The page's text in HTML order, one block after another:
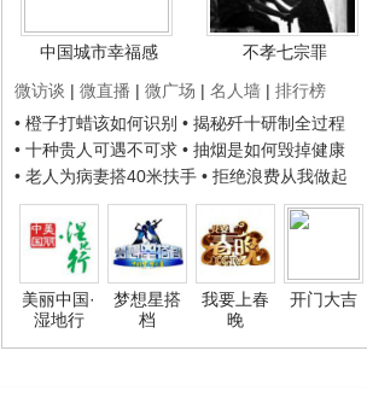
中国城市幸福感
不孝七宗罪
微访谈 | 微直播 | 微广场 | 名人墙 | 排行榜
• 橙子打蜡该如何识别 • 揭秘歼十研制全过程
• 十种贵人可遇不可求 • 抽烟是如何毁掉健康
• 老人为病妻搭40米扶手 • 拒绝浪费从我做起
美丽中国·
湿地行
梦想星搭
档
我要上春
晚
开门大吉